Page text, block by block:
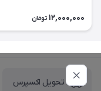
12,000,000 تومان
تحویل اکسپرس